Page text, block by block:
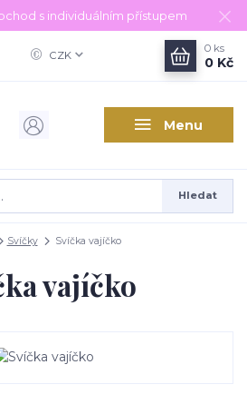
s individuálním přístupem
Menu
CZK
Hledat
0 ks
0 Kč
Svíčky Svíčka vajíčko
vajíčko